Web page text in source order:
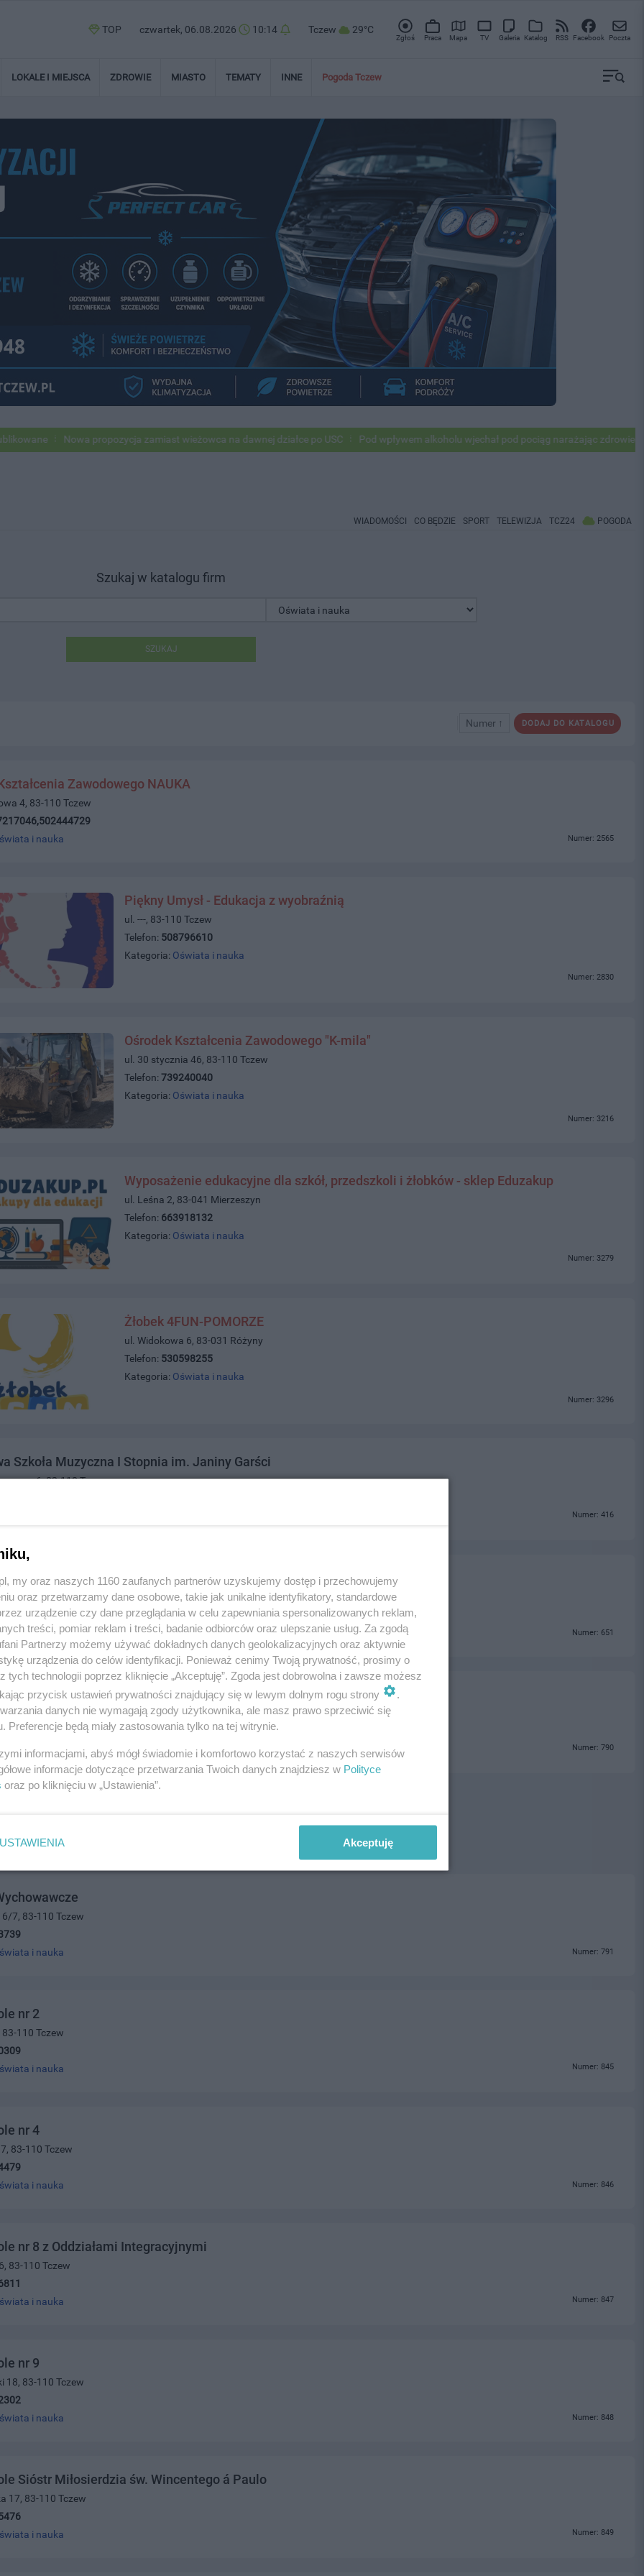
TOP czwartek, 06.08.2026 10:14 Tczew 29°C
Zgłoś Praca Mapa TV Galeria Katalog RSS Facebook Poczta
LOKALE I MIEJSCA ZDROWIE MIASTO TEMATY INNE Pogoda Tczew
Nowa propozycja zamiast wieżowca na dawnej działce po USC Pod wpływem alkoholu wjechał pod pociąg narażając zdrowie i życie ok
WIADOMOŚCI CO BĘDZIE SPORT TELEWIZJA TCZ24 POGODA
Szukaj w katalogu firm
SZUKAJ
DODAJ DO KATALOGU
Numer ↑
Zawodowego NAUKA
4, 83-110 Tczew
i nauka Numer: 2565
Piękny Umysł - Edukacja z wyobraźnią
ul. ---, 83-110 Tczew
Telefon: 508796610
Kategoria: Oświata i nauka
Numer: 2830
Ośrodek Kształcenia Zawodowego "K-mila"
ul. 30 stycznia 46, 83-110 Tczew
Telefon:739240040
Kategoria: Oświata i nauka
Numer: 3216
Wyposażenie edukacyjne dla szkół, przedszkoli i żłobków - sklep Eduzakup
ul. Leśna 2, 83-041 Mierzeszyn
Telefon: 663918132
Kategoria: Oświata i nauka
Numer: 3279
Żłobek 4FUN-POMORZE
ul. Widokowa 6, 83-031 Różyny
Telefon: 530598255
Kategoria: Oświata i nauka
Numer: 3296
Szkoła Muzyczna I Stopnia im. Janiny Garści
6, 83-110 Tczew
Numer: 416
Niepubliczne Akademia Krasnoludków
110 Tczew
i nauka Numer: 651
6, 83-110 Tczew
i nauka Numer: 790
7, 83-110 Tczew
i nauka Numer: 791
nr 2
110 Tczew
i nauka Numer: 845
nr 4
83-110 Tczew
i nauka Numer: 846
nr 8 z Oddziałami Integracyjnymi
83-110 Tczew
i nauka Numer: 847
nr 9
18, 83-110 Tczew
i nauka Numer: 848
Sióstr Miłosierdzia św. Wincentego á Paulo
17, 83-110 Tczew
i nauka Numer: 849
my oraz naszych 1160 zaufanych partnerów uzyskujemy dostęp i przechowujemy
oraz przetwarzamy dane osobowe, takie jak unikalne identyfikatory, standardowe
urządzenie czy dane przeglądania w celu zapewniania spersonalizowanych reklam,
treści, pomiar reklam i treści, badanie odbiorców oraz ulepszanie usług. Za zgodą
Partnerzy możemy używać dokładnych danych geolokalizacyjnych oraz aktywnie
urządzenia do celów identyfikacji. Ponieważ cenimy Twoją prywatność, prosimy o
tych technologii poprzez kliknięcie „Akceptuję”. Zgoda jest dobrowolna i zawsze możesz
przycisk ustawień prywatności znajdujący się w lewym dolnym rogu strony
.
danych nie wymagają zgody użytkownika, ale masz prawo sprzeciwić się
Preferencje będą miały zastosowania tylko na tej witrynie.
informacjami, abyś mógł świadomie i komfortowo korzystać z naszych serwisów
informacje dotyczące przetwarzania Twoich danych znajdziesz w Polityce
oraz po kliknięciu w „Ustawienia”.
USTAWIENIA Akceptuję